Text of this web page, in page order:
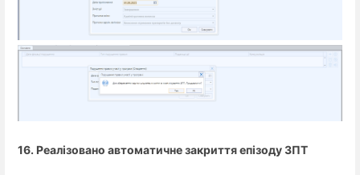
16. Реалізовано автоматичне закриття епізоду ЗПТ